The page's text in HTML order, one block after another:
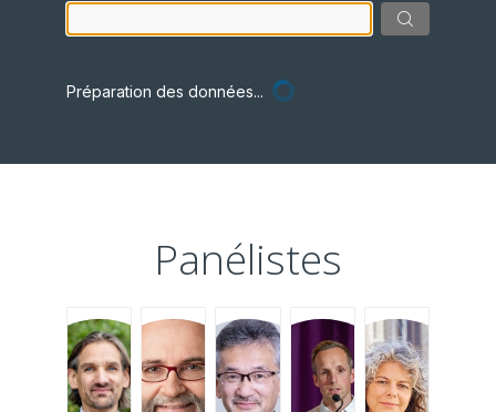
Préparation des données...
Panélistes
JHM JV TK IH MC